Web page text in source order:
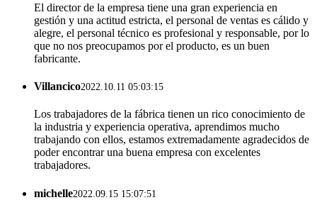
El director de la empresa tiene una gran experiencia en
gestión y una actitud estricta, el personal de ventas es cálido y
alegre, el personal técnico es profesional y responsable, por lo
que no nos preocupamos por el producto, es un buen
fabricante.
Villancico2022.10.11 05:03:15
Los trabajadores de la fábrica tienen un rico conocimiento de
la industria y experiencia operativa, aprendimos mucho
trabajando con ellos, estamos extremadamente agradecidos de
poder encontrar una buena empresa con excelentes
trabajadores.
michelle2022.09.15 15:07:51